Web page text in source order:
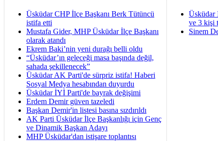
Üsküdar CHP İlçe Başkanı Berk Tütüncü
istifa etti
Mustafa Gider, MHP Üsküdar İlçe Başkanı
olarak atandı
Ekrem Baki’nin yeni durağı belli oldu
“Üsküdar’ın geleceği masa başında değil,
sahada şekillenecek”
Üsküdar AK Parti'de sürpriz istifa! Haberi
Sosyal Medya hesabından duyurdu
Üsküdar İYİ Parti'de bayrak değişimi
Erdem Demir güven tazeledi
Başkan Demir'in listesi basına sızdırıldı
AK Parti Üsküdar İlçe Başkanlığı için Genç
ve Dinamik Başkan Adayı
MHP Üsküdar'dan istişare toplantısı
Üsküdar
ve 3 kişi
Sinem